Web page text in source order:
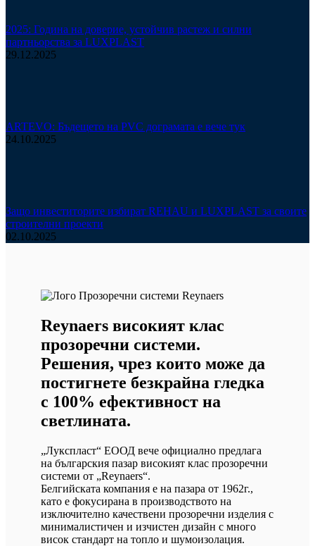
2025: Година на доверие, устойчив растеж и силни
партньорства за LUXPLAST
29.12.2025
ARTEVO: Бъдещето на PVC дограмата е вече тук
24.10.2025
Защо инвеститорите избират REHAU и LUXPLAST за своите
строителни проекти
02.10.2025
Reynaers високият клас
прозоречни системи.
Решения, чрез които може да
постигнете безкрайна гледка
с 100% ефективност на
светлината.
„Лукспласт“ ЕООД вече официално предлага
на българския пазар високият клас прозоречни
системи от „Reynaers“.
Белгийската компания е на пазара от 1962г.,
като е фокусирана в производството на
изключително качествени прозоречни изделия с
минималистичен и изчистен дизайн с много
висок стандарт на топло и шумоизолация.